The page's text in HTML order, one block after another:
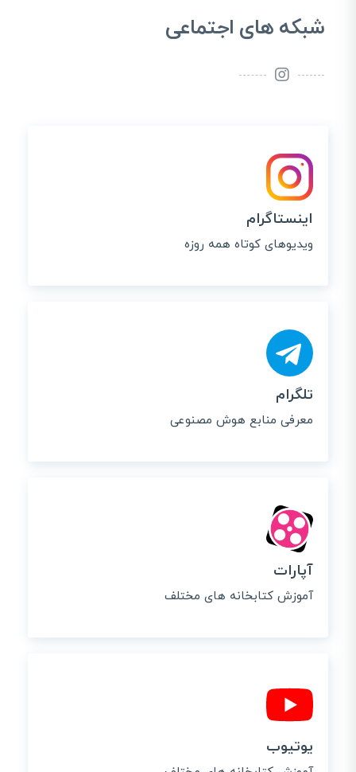
شبکه های اجتماعی
اینستاگرام
ویدیوهای کوتاه همه روزه
تلگرام
معرفی منابع هوش مصنوعی
آپارات
آموزش کتابخانه های مختلف
یوتیوب